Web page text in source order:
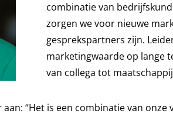
combinatie van
zorgen we voor nieuwe
gesprekspartners zijn.
marketingwaarde op lange
van collega tot
“Het is een combinatie van